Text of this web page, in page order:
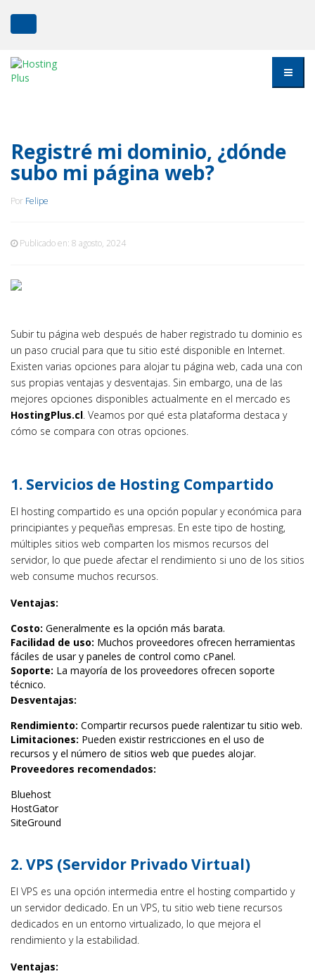
Registré mi dominio, ¿dónde
subo mi página web?
Por Felipe
Publicado en: 8 agosto, 2024
Subir tu página web después de haber registrado tu dominio es
un paso crucial para que tu sitio esté disponible en Internet.
Existen varias opciones para alojar tu página web, cada una con
sus propias ventajas y desventajas. Sin embargo, una de las
mejores opciones disponibles actualmente en el mercado es
HostingPlus.cl. Veamos por qué esta plataforma destaca y
cómo se compara con otras opciones.
1. Servicios de Hosting Compartido
El hosting compartido es una opción popular y económica para
principiantes y pequeñas empresas. En este tipo de hosting,
múltiples sitios web comparten los mismos recursos del
servidor, lo que puede afectar el rendimiento si uno de los sitios
web consume muchos recursos.
Ventajas:
Costo: Generalmente es la opción más barata.
Facilidad de uso: Muchos proveedores ofrecen herramientas
fáciles de usar y paneles de control como cPanel.
Soporte: La mayoría de los proveedores ofrecen soporte
técnico.
Desventajas:
Rendimiento: Compartir recursos puede ralentizar tu sitio web.
Limitaciones: Pueden existir restricciones en el uso de
recursos y el número de sitios web que puedes alojar.
Proveedores recomendados:
Bluehost
HostGator
SiteGround
2. VPS (Servidor Privado Virtual)
El VPS es una opción intermedia entre el hosting compartido y
un servidor dedicado. En un VPS, tu sitio web tiene recursos
dedicados en un entorno virtualizado, lo que mejora el
rendimiento y la estabilidad.
Ventajas: